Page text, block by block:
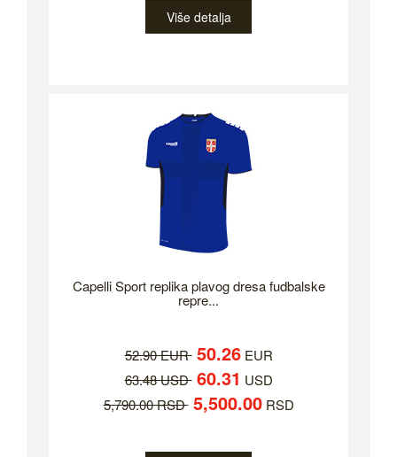
Više detalja
Capelli Sport replika plavog dresa fudbalske
repre...
52.90 EUR 50.26EUR
63.48 USD 60.31 USD
5,790.00 RSD 5,500.00RSD